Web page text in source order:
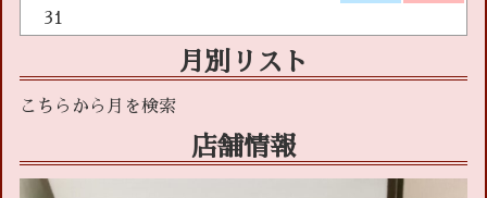
31
月別リスト
店舗情報